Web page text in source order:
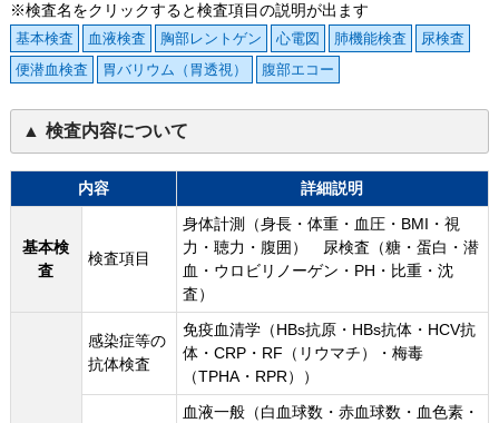
※検査名をクリックすると検査項目の説明が出ます
基本検査 血液検査 胸部レントゲン 心電図 肺機能検査
尿検査
便潜血検査
胃バリウム（胃透視） 腹部エコー
検査内容について
内容 詳細説明
基本検
査
検査項目
身体計測（身長・体重・血圧・BMI・視
力・聴力・腹囲） 尿検査（糖・蛋白・潜
血・ウロビリノーゲン・PH・比重・沈
査）
感染症等の
抗体検査
免疫血清学（HBs抗原・HBs抗体・HCV抗
体・CRP・RF（リウマチ）・梅毒
（TPHA・RPR））
血液一般（白血球数・赤血球数・血色素・